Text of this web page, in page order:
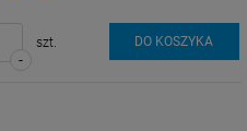
-
szt. DO KOSZYKA